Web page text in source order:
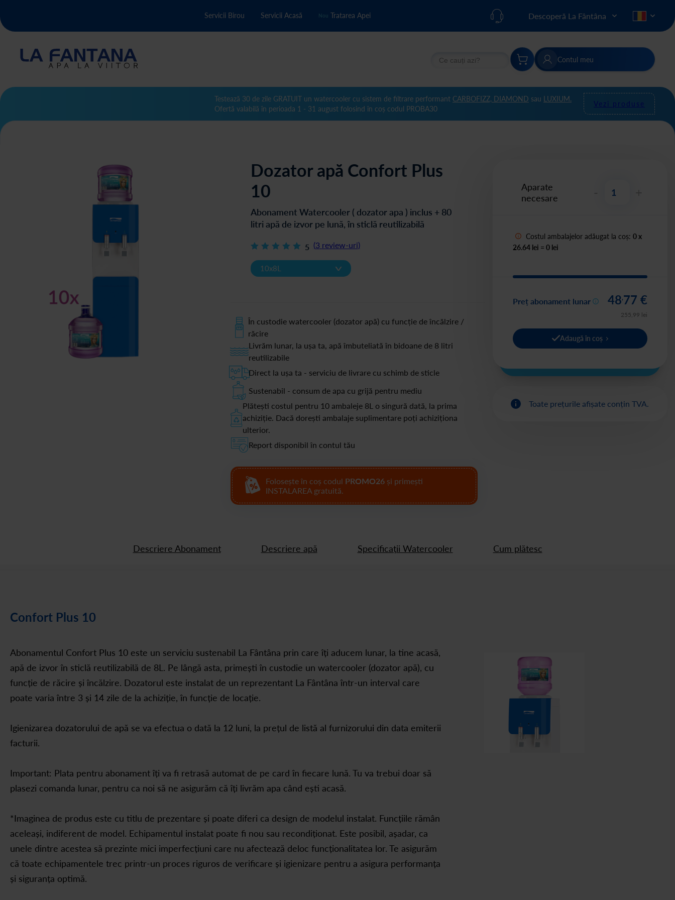
Servicii Birou Servicii Acasă Nou Tratarea Apei Descoperă La Fântâna
Căutare Căutare Contul meu
Testează 30 de zile GRATUIT un watercooler cu sistem de filtrare performant CARBOFIZZ, DIAMOND sau LUXIUM.
Ofertă valabilă în perioada 1 - 31 august folosind în coș codul PROBA30
Vezi produse
Dozator apă Confort Plus
10
Abonament Watercooler ( dozator apa ) inclus + 80
litri apă de izvor pe lună, în sticlă reutilizabilă
5 (3 review-uri)
v
10x8L
În custodie watercooler (dozator apă) cu funcție de încălzire /
răcire
Livrăm lunar, la ușa ta, apă îmbuteliată în bidoane de 8 litri
reutilizabile
Direct la ușa ta - serviciu de livrare cu schimb de sticle
Sustenabil - consum de apa cu grijă pentru mediu
Plătești costul pentru 10 ambaleje 8L o singură dată, la prima
achiziție. Dacă dorești ambalaje suplimentare poți achiziționa
ulterior.
Report disponibil în contul tău
Folosește în coș codul PROMO26și primești
INSTALAREA gratuită.
Aparate
necesare
Costul ambalajelor adăugat la coș: 0x
26.64 lei = 0lei
Preț abonament lunar 48,77 €
255,99 lei
Adaugă în coș
Toate prețurile afișate conțin TVA.
Descriere Abonament Descriere apă Specificații Watercooler Cum plătesc
Confort Plus 10
Abonamentul Confort Plus 10 este un serviciu sustenabil La Fântâna prin care îți aducem lunar, la tine acasă,
apă de izvor în sticlă reutilizabilă de 8L. Pe lângă asta, primești în custodie un watercooler (dozator apă), cu
funcție de răcire și încălzire. Dozatorul este instalat de un reprezentant La Fântâna într-un interval care
poate varia între 3 și 14 zile de la achiziție, în funcție de locație.
Igienizarea dozatorului de apă se va efectua o dată la 12 luni, la prețul de listă al furnizorului din data emiterii
facturii.
Important: Plata pentru abonament îți va fi retrasă automat de pe card în fiecare lună. Tu va trebui doar să
plasezi comanda lunar, pentru ca noi să ne asigurăm că îți livrăm apa când ești acasă.
*Imaginea de produs este cu titlu de prezentare și poate diferi ca design de modelul instalat. Funcțiile rămân
aceleași, indiferent de model. Echipamentul instalat poate fi nou sau recondiționat. Este posibil, așadar, ca
unele dintre acestea să prezinte mici imperfecțiuni care nu afectează deloc funcționalitatea lor. Te asigurăm
că toate echipamentele trec printr-un proces riguros de verificare și igienizare pentru a asigura performanța
și siguranța optimă.